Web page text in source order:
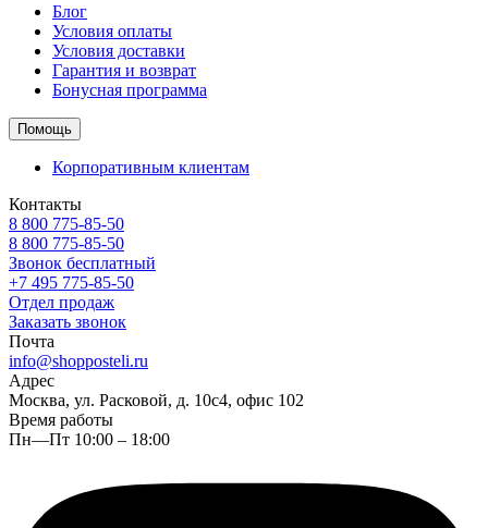
Блог
Условия оплаты
Условия доставки
Гарантия и возврат
Бонусная программа
Помощь
Корпоративным клиентам
Контакты
8 800 775-85-50
8 800 775-85-50
Звонок бесплатный
+7 495 775-85-50
Отдел продаж
Заказать звонок
Почта
info@shopposteli.ru
Адрес
Москва, ул. Расковой, д. 10с4, офис 102
Время работы
Пн—Пт 10:00 – 18:00